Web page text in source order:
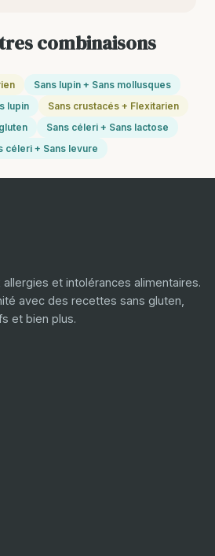
combinaisons
Sans lupin + Sans mollusques
lupin
Sans crustacés + Flexitarien
Sans céleri + Sans lactose
céleri + Sans levure
et intolérances alimentaires.
avec des recettes sans gluten,
et bien plus.